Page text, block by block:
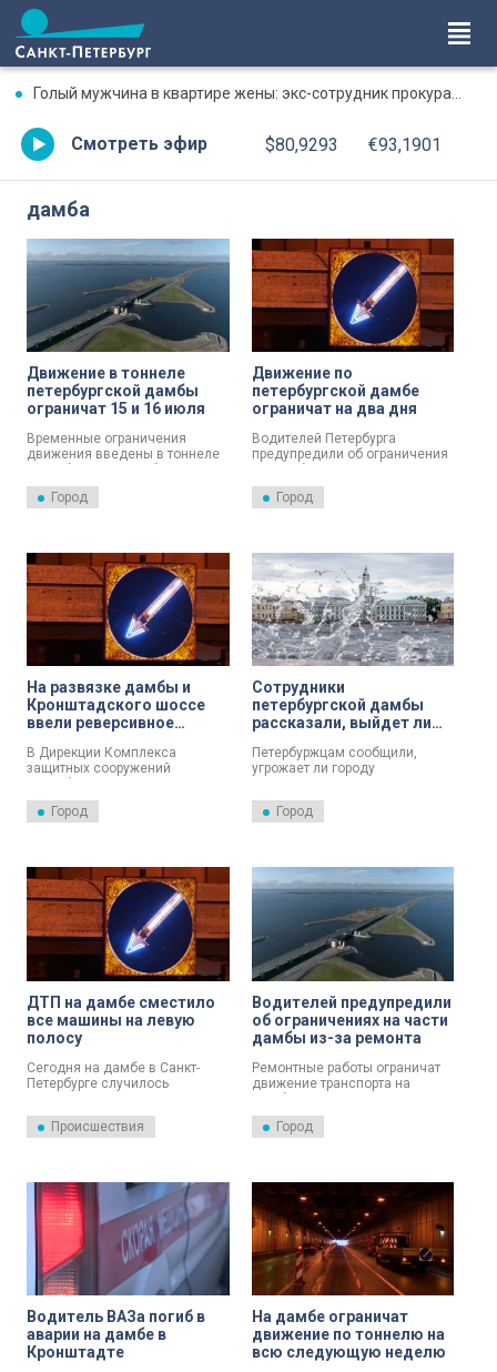
Голый мужчина в квартире жены: экс-сотрудник прокуратуры рассказал, почему совершил убийство
Смотреть эфир $80,9293 €93,1901
дамба
Движение в тоннеле
петербургской дамбы
ограничат 15 и 16 июля
Временные ограничения
движения введены в тоннеле
Водителей просят учитывать,
что сегодня и завтра
чуть медленнее обычного.
Город
Движение по
петербургской дамбе
ограничат на два дня
Водителей Петербурга
предупредили об ограничения
проведение регламентных и
ремонтно-восстановительных
Город
На развязке дамбы и
Кронштадского шоссе
ввели реверсивное
В Дирекции Комплекса
защитных сооружений
сообщили, что схема проезда
на развязке дамбы и
Город
Сотрудники
петербургской дамбы
рассказали, выйдет ли
Петербуржцам сообщили,
угрожает ли городу
Город
ДТП на дамбе сместило
все машины на левую
полосу
Сегодня на дамбе в Санкт-
Петербурге случилось
происшествие.
Происшествия
Водителей предупредили
об ограничениях на части
дамбы из-за ремонта
Ремонтные работы ограничат
движение транспорта на
дамбе.
Город
Водитель ВАЗа погиб в
аварии на дамбе в
Кронштадте
На дамбе ограничат
движение по тоннелю на
всю следующую неделю